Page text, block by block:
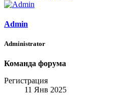
Admin
Administrator
Команда форума
Регистрация
11 Янв 2025